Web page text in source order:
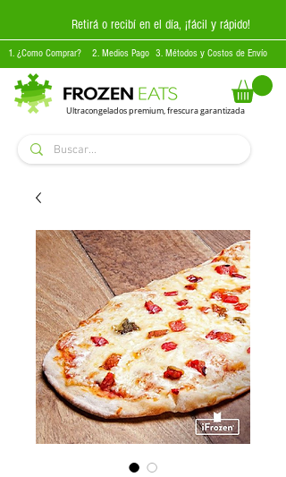
Retirá o recibí en el día, ¡fácil y rápido!
1. ¿Como Comprar? 2. Medios Pago 3. Métodos y Costos de Envío
Ultracongelados premium, frescura garantizada